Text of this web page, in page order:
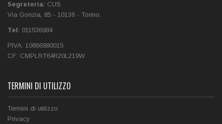
Segreteria: CUS
Via Gorizia, 85 - 10136 - Torino,
Tel: 011536984‎
PIVA: 10866880015
CF: CMPLRT64R20L219W
TERMINI DI UTILIZZO
Termini di utilizzo
Privacy